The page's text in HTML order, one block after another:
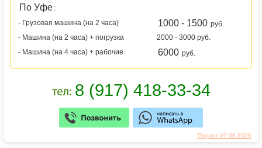
Поднят 07.08.2026
По Уфе :
- Грузовая машина (на 2 часа)
1000 - 1500 руб.
- Машина (на 2 часа) + погрузка
2000 - 3000 руб.
- Машина (на 4 часа) + рабочие
6000 руб.